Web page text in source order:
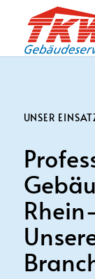
UNSER